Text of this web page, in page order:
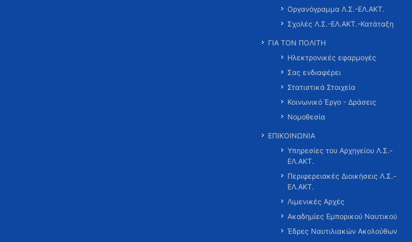
Οργανόγραμμα Λ.Σ.-ΕΛ.ΑΚΤ.
Σχολές Λ.Σ.-ΕΛ.ΑΚΤ.-Κατάταξη
ΓΙΑ ΤΟΝ ΠΟΛΙΤΗ
Ηλεκτρονικές εφαρμογές
Σας ενδιαφέρει
Στατιστικά Στοιχεία
Κοινωνικό Έργο - Δράσεις
Νομοθεσία
ΕΠΙΚΟΙΝΩΝΙΑ
Υπηρεσίες του Αρχηγείου Λ.Σ.-
ΕΛ.ΑΚΤ.
Περιφερειακές Διοικήσεις Λ.Σ.-
ΕΛ.ΑΚΤ.
Λιμενικές Αρχές
Ακαδημίες Εμπορικού Ναυτικού
Έδρες Ναυτιλιακών Ακολούθων